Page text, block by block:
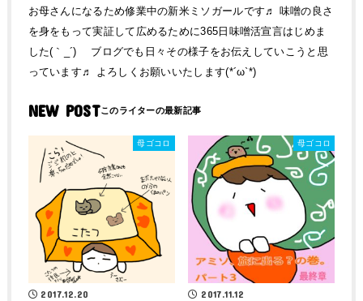
お母さんになるため修業中の新米ミソガールです♬ 味噌の良さ
を身をもって実証して広めるために365日味噌活宣言はじめま
した(｀_´)ゞ ブログでも日々その様子をお伝えしていこうと思
っています♬ よろしくお願いいたします(*´ω`*)
NEW POST
母ゴコロ
2017.12.20
母ゴコロ
2017.11.12